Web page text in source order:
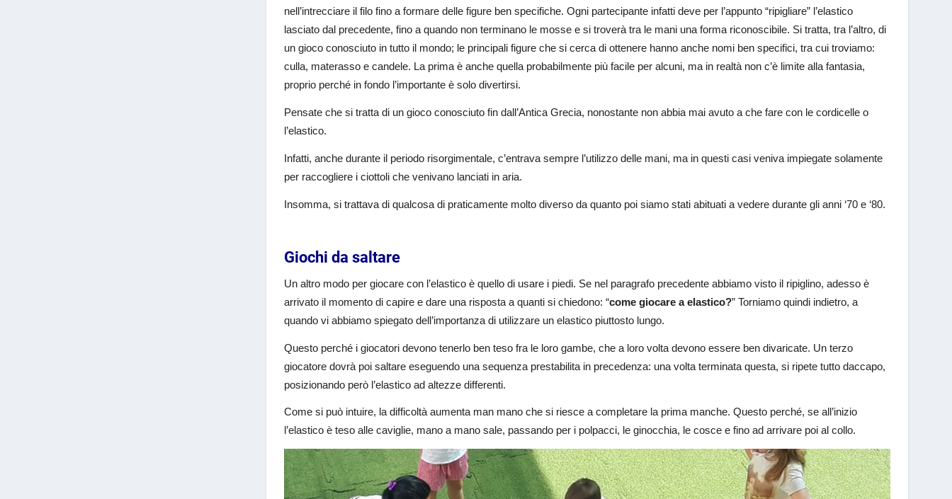
nell’intrecciare il filo fino a formare delle figure ben specifiche. Ogni partecipante infatti deve per l’appunto “ripigliare” l’elastico
lasciato dal precedente, fino a quando non terminano le mosse e si troverà tra le mani una forma riconoscibile. Si tratta, tra l’altro, di
un gioco conosciuto in tutto il mondo; le principali figure che si cerca di ottenere hanno anche nomi ben specifici, tra cui troviamo:
culla, materasso e candele. La prima è anche quella probabilmente più facile per alcuni, ma in realtà non c’è limite alla fantasia,
proprio perché in fondo l’importante è solo divertirsi.
Pensate che si tratta di un gioco conosciuto fin dall’Antica Grecia, nonostante non abbia mai avuto a che fare con le cordicelle o
l’elastico.
Infatti, anche durante il periodo risorgimentale, c’entrava sempre l’utilizzo delle mani, ma in questi casi veniva impiegate solamente
per raccogliere i ciottoli che venivano lanciati in aria.
Insomma, si trattava di qualcosa di praticamente molto diverso da quanto poi siamo stati abituati a vedere durante gli anni ‘70 e ‘80.
Giochi da saltare
Un altro modo per giocare con l’elastico è quello di usare i piedi. Se nel paragrafo precedente abbiamo visto il ripiglino, adesso è
arrivato il momento di capire e dare una risposta a quanti si chiedono: “come giocare a elastico?” Torniamo quindi indietro, a
quando vi abbiamo spiegato dell’importanza di utilizzare un elastico piuttosto lungo.
Questo perché i giocatori devono tenerlo ben teso fra le loro gambe, che a loro volta devono essere ben divaricate. Un terzo
giocatore dovrà poi saltare eseguendo una sequenza prestabilita in precedenza: una volta terminata questa, si ripete tutto daccapo,
posizionando però l’elastico ad altezze differenti.
Come si può intuire, la difficoltà aumenta man mano che si riesce a completare la prima manche. Questo perché, se all’inizio
l’elastico è teso alle caviglie, mano a mano sale, passando per i polpacci, le ginocchia, le cosce e fino ad arrivare poi al collo.